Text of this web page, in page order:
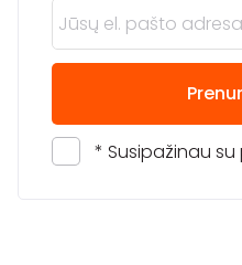
* Susipažinau su